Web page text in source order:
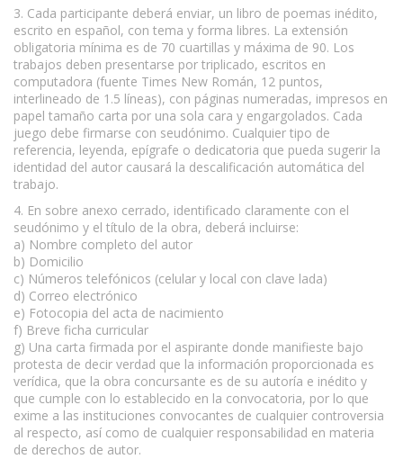
3. Cada participante deberá enviar, un libro de poemas inédito,
escrito en español, con tema y forma libres. La extensión
obligatoria mínima es de 70 cuartillas y máxima de 90. Los
trabajos deben presentarse por triplicado, escritos en
computadora (fuente Times New Román, 12 puntos,
interlineado de 1.5 líneas), con páginas numeradas, impresos en
papel tamaño carta por una sola cara y engargolados. Cada
juego debe firmarse con seudónimo. Cualquier tipo de
referencia, leyenda, epígrafe o dedicatoria que pueda sugerir la
identidad del autor causará la descalificación automática del
trabajo.
4. En sobre anexo cerrado, identificado claramente con el
seudónimo y el título de la obra, deberá incluirse:
a) Nombre completo del autor
b) Domicilio
c) Números telefónicos (celular y local con clave lada)
d) Correo electrónico
e) Fotocopia del acta de nacimiento
f) Breve ficha curricular
g) Una carta firmada por el aspirante donde manifieste bajo
protesta de decir verdad que la información proporcionada es
verídica, que la obra concursante es de su autoría e inédito y
que cumple con lo establecido en la convocatoria, por lo que
exime a las instituciones convocantes de cualquier controversia
al respecto, así como de cualquier responsabilidad en materia
de derechos de autor.